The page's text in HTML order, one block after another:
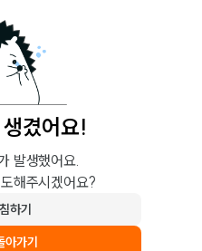
겼어요!
발생했어요.
해주시겠어요?
하기
아가기